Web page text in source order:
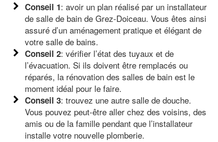
Conseil 1: avoir un plan réalisé par un installateur
de salle de bain de Grez-Doiceau. Vous êtes ainsi
assuré d’un aménagement pratique et élégant de
votre salle de bains.
Conseil 2: vérifier l’état des tuyaux et de
l’évacuation. Si ils doivent être remplacés ou
réparés, la rénovation des salles de bain est le
moment idéal pour le faire.
Conseil 3: trouvez une autre salle de douche.
Vous pouvez peut-être aller chez des voisins, des
amis ou de la famille pendant que l’installateur
installe votre nouvelle plomberie.